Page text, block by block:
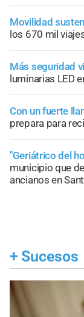
Movilidad
los 670 mil
Más seguridad
luminarias LED
Con un fuerte
prepara para
"Geriátrico del
municipio que
ancianos en
+ Sucesos